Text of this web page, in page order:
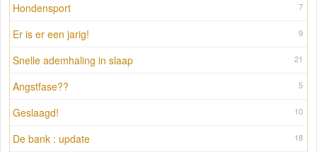
7
Hondensport
9
Er is er een jarig!
21
Snelle ademhaling in slaap
5
Angstfase??
10
Geslaagd!
18
De bank : update